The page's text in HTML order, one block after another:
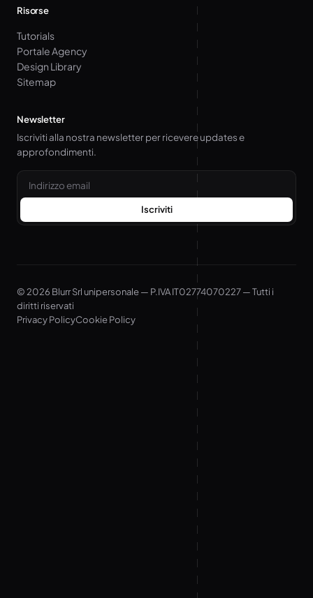
Risorse
Tutorials
Portale Agency
Design Library
Sitemap
Newsletter
Iscriviti alla nostra newsletter per ricevere updates e
approfondimenti.
Email
Iscriviti
© 2026 Blurr Srl unipersonale — P.IVA IT02774070227 — Tutti i
diritti riservati
Privacy PolicyCookie Policy